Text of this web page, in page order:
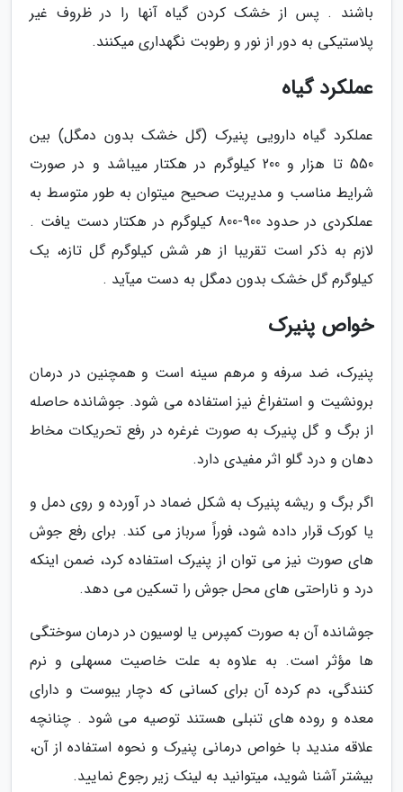
باشند . پس از خشک کردن گیاه آنها را در ظروف غیر
پلاستیکی به دور از نور و رطوبت نگهداری میکنند.
عملکرد گیاه
عملکرد گیاه دارویی پنیرک (گل خشک بدون دمگل) بین
550 تا هزار و 200 کیلوگرم در هکتار میباشد و در صورت
شرایط مناسب و مدیریت صحیح میتوان به طور متوسط به
عملکردی در حدود 900-800 کیلوگرم در هکتار دست یافت .
لازم به ذکر است تقریبا از هر شش کیلوگرم گل تازه، یک
کیلوگرم گل خشک بدون دمگل به دست میآید .
خواص پنیرک
پنیرک، ضد سرفه و مرهم سینه است و همچنین در درمان
برونشیت و استفراغ نیز استفاده می شود. جوشانده حاصله
از برگ و گل پنیرک به صورت غرغره در رفع تحریکات مخاط
دهان و درد گلو اثر مفیدی دارد.
اگر برگ و ریشه پنیرک به شکل ضماد در آورده و روی دمل و
یا کورک قرار داده شود، فوراً سرباز می کند. برای رفع جوش
های صورت نیز می توان از پنیرک استفاده کرد، ضمن اینکه
درد و ناراحتی های محل جوش را تسکین می دهد.
جوشانده آن به صورت کمپرس یا لوسیون در درمان سوختگی
ها مؤثر است. به علاوه به علت خاصیت مسهلی و نرم
کنندگی، دم کرده آن برای کسانی که دچار یبوست و دارای
معده و روده های تنبلی هستند توصیه می شود . چنانچه
علاقه مندید با خواص درمانی پنیرک و نحوه استفاده از آن،
بیشتر آشنا شوید، میتوانید به لینک زیر رجوع نمایید.